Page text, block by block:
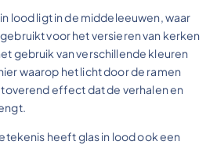
lood ligt in de middeleeuwen, waar
voor het versieren van kerken
gebruik van verschillende kleuren
waarop het licht door de ramen
effect dat de verhalen en
heeft glas in lood ook een